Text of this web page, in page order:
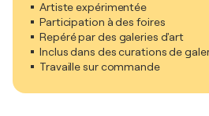
Artiste expérimentée
Participation à des foires
Repéré par des galeries d'art
Inclus dans des curations de
Travaille sur commande